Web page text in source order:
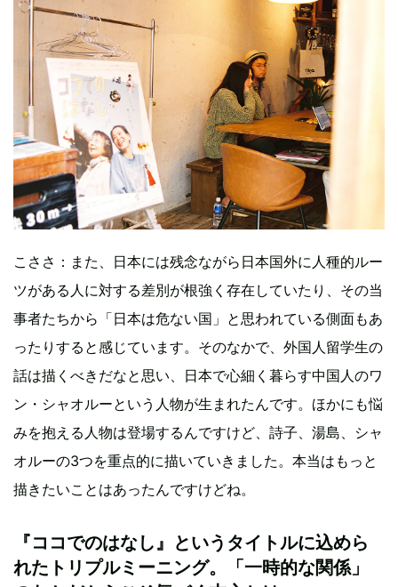
こささ：また、日本には残念ながら日本国外に人種的ルー
ツがある人に対する差別が根強く存在していたり、その当
事者たちから「日本は危ない国」と思われている側面もあ
ったりすると感じています。そのなかで、外国人留学生の
話は描くべきだなと思い、日本で心細く暮らす中国人のワ
ン・シャオルーという人物が生まれたんです。ほかにも悩
みを抱える人物は登場するんですけど、詩子、湯島、シャ
オルーの3つを重点的に描いていきました。本当はもっと
描きたいことはあったんですけどね。
『ココでのはなし』というタイトルに込めら
れたトリプルミーニング。「一時的な関係」